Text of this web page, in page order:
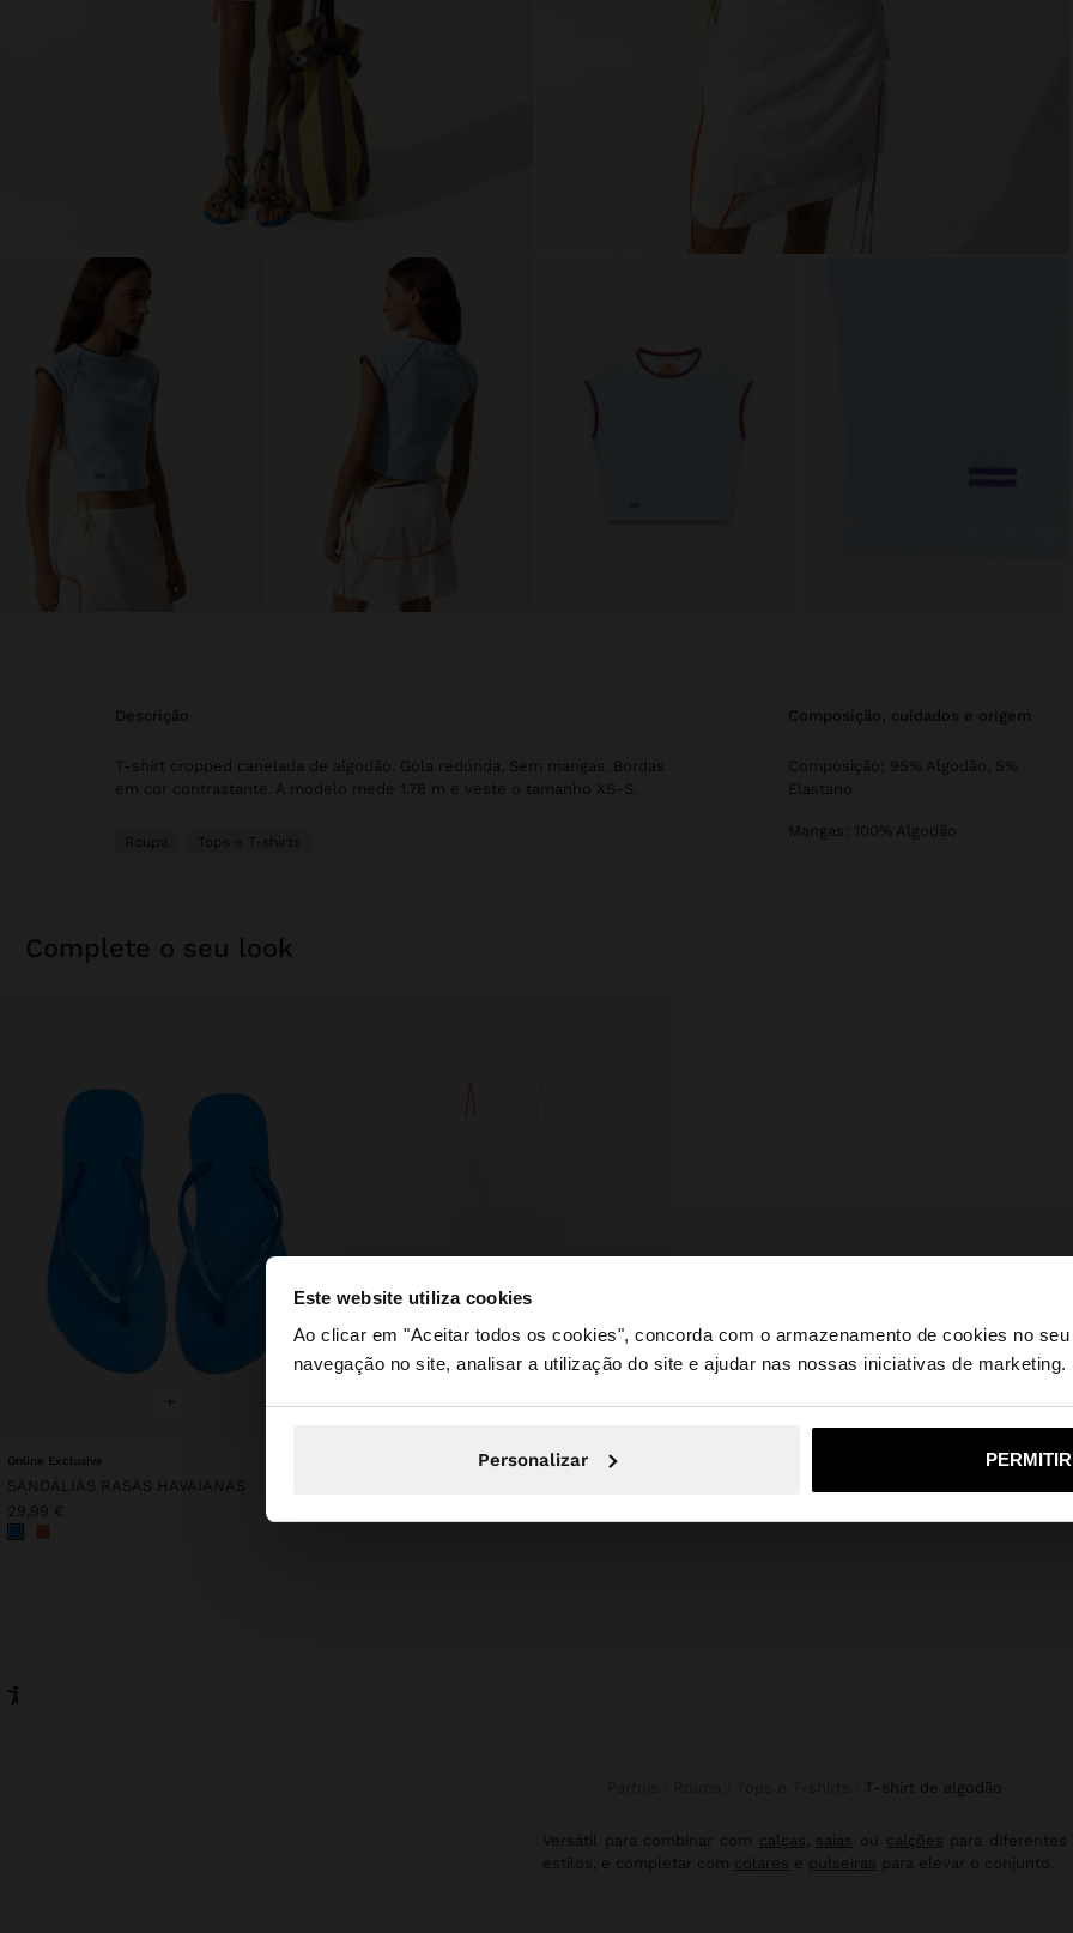
Este website utiliza cookies
Ao clicar em "Aceitar todos os cookies", concorda com o armazenamento de cookies no
navegação no site, analisar a utilização do site e ajudar nas nossas iniciativas de marketing.
Personalizar
olá
Está a aceder ao site a partir de Portugal. Deseja navegar no nosso site
Sim,
descrição
T-shirt cropped canelada de algodão. Gola redonda. Sem mangas. Bordas
em cor contrastante. A modelo mede 1.78 m e veste o tamanho XS-S.
Roupa Tops e T-shirts
composição, cuidados e origem
Composição: 95% Algodão, 5%
Elastano
Mangas: 100% Algodão
complete o seu look
+
Online Exclusive
SANDÁLIAS RASAS HAVAIANAS
29,99 €
t-shirt de algodão
Versátil para combinar com calças saias ou calções para diferentes
estilos, e completar com colares e pulseiras para elevar o conjunto.